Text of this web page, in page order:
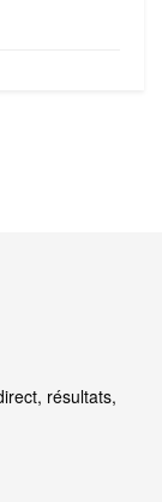
résultats,